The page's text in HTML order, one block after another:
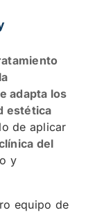
adapta los
estética
de aplicar
del
y
equipo de